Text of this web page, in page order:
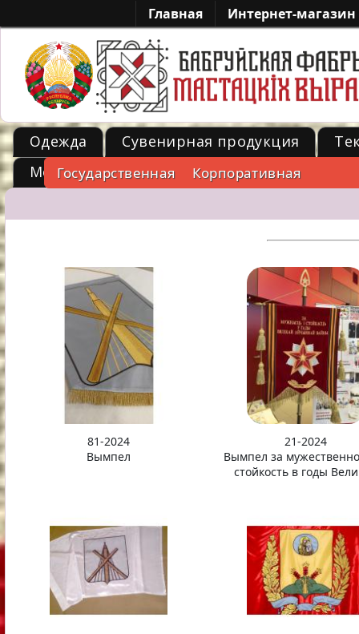
Главная Интернет-магазин
-->
Одежда Сувенирная продукция
Государственная Корпоративная
Металл
81-2024
Вымпел
21-2024
Вымпел за
стойкость в годы